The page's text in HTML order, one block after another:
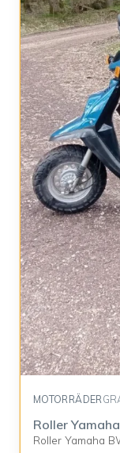
MOTORRÄDER
Roller
Roller Yamaha